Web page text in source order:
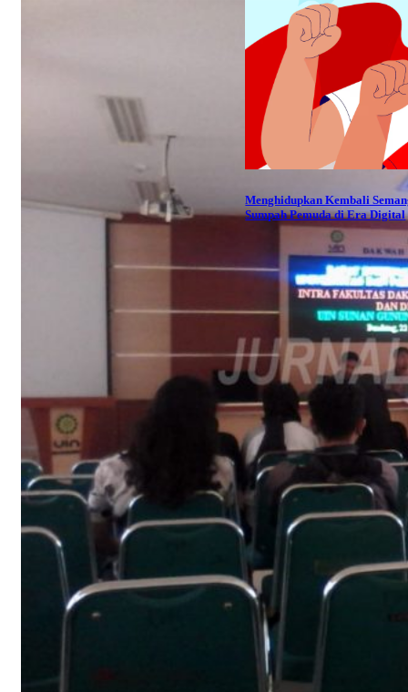
Menghidupkan Kembali
Sumpah Pemuda di Era Digital